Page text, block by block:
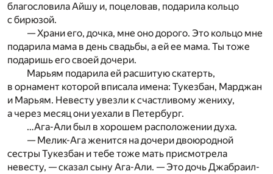
благословила Айшу и, поцеловав, подарила кольцо
с бирюзой.
— Храни его, дочка, мне оно дорого. Это кольцо мне
подарила мама в день свадьбы, а ей ее мама. Ты тоже
подаришь его своей дочери.
Марьям подарила ей расшитую скатерть,
в орнамент которой вписала имена: Тукезбан, Марджан
и Марьям. Невесту увезли к счастливому жениху,
а через месяц они уехали в Петербург.
…Ага-Али был в хорошем расположении духа.
— Мелик-Ага женится на дочери двоюродной
сестры Тукезбан и тебе тоже мать присмотрела
невесту, — сказал сыну Ага-Али. — Это дочь Джабраил-